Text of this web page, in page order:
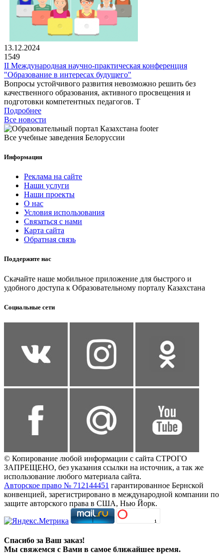
13.12.2024
1549
II Международная научно-практическая конференция
"Образование в интересах будущего"
Вопросы устойчивого развития невозможно решить без
качественного образования, активного просвещения и
подготовки компетентных педагогов. Т
Подробнее
Все новости
Все учебные заведения Белоруссии
Информация
Реклама на сайте
Наши услуги
Наши проекты
О нас
Условия использования
Связаться с нами
Карта сайта
Обратная связь
Поддержите нас
Скачайте наше мобильное приложение для быстрого и
удобного доступа к Образовательному порталу Казахстана
Социальные сети
© Копирование любой информации с сайта СТРОГО
ЗАПРЕЩЕНО, без указания ссылки на источник, а так же
использование любого материала сайта.
Авторское право № 712144451 гарантированное Бернской
конвенцией, зарегистрировано в международной компании по
защите авторского права в США, Нью Йорк.
Спасибо за Ваш заказ!
Мы свяжемся с Вами в самое ближайшее время.